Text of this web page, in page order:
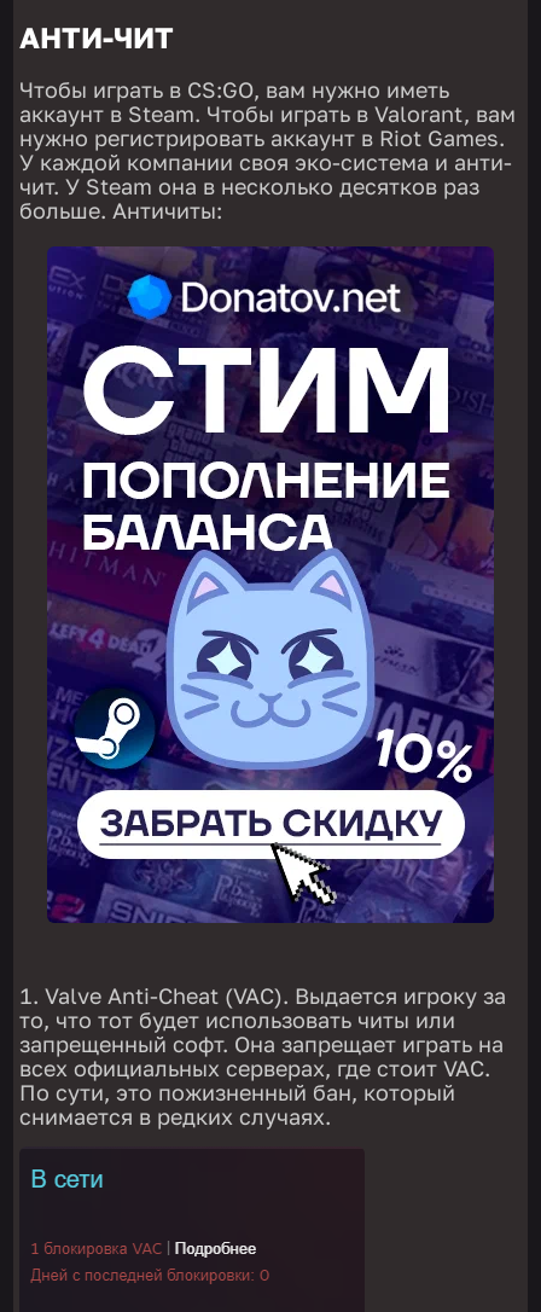
АНТИ-ЧИТ
Чтобы играть в CS:GO, вам нужно иметь
аккаунт в Steam. Чтобы играть в Valorant, вам
нужно регистрировать аккаунт в Riot Games.
У каждой компании своя эко-система и анти-
чит. У Steam она в несколько десятков раз
больше. Античиты:
Valve Anti-Cheat (VAC). Выдается игроку за
то, что тот будет использовать читы или
запрещенный софт. Она запрещает играть на
всех официальных серверах, где стоит VAC.
По сути, это пожизненный бан, который
снимается в редких случаях.